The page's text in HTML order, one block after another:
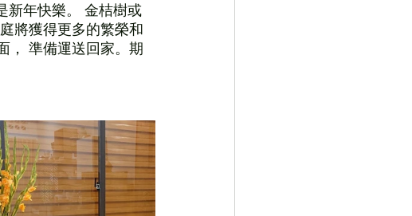
新年快樂。 金桔樹或
將獲得更多的繁榮和
， 準備運送回家。期